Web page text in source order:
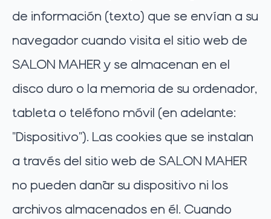
de información (texto) que se envían a su
navegador cuando visita el sitio web de
SALON MAHER y se almacenan en el
disco duro o la memoria de su ordenador,
tableta o teléfono móvil (en adelante:
"Dispositivo"). Las cookies que se instalan
a través del sitio web de SALON MAHER
no pueden dañar su dispositivo ni los
archivos almacenados en él. Cuando